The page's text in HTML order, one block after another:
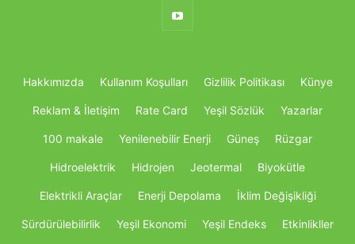
Hakkımızda Kullanım Koşulları Gizlilik Politikası Künye
Reklam & İletişim Rate Card Yeşil Sözlük Yazarlar
100 makale Yenilenebilir Enerji Güneş Rüzgar
Hidroelektrik Hidrojen Jeotermal Biyokütle
Elektrikli Araçlar Enerji Depolama İklim Değişikliği
Sürdürülebilirlik Yeşil Ekonomi Yeşil Endeks Etkinlikller